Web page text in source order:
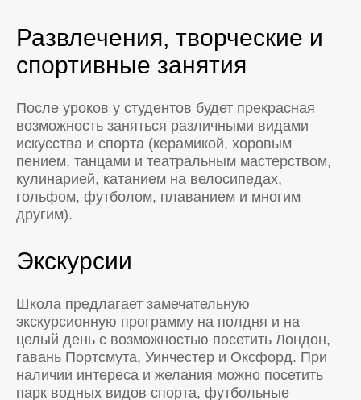
Развлечения, творческие и
спортивные занятия
После уроков у студентов будет прекрасная
возможность заняться различными видами
искусства и спорта (керамикой, хоровым
пением, танцами и театральным мастерством,
кулинарией, катанием на велосипедах,
гольфом, футболом, плаванием и многим
другим).
Экскурсии
Школа предлагает замечательную
экскурсионную программу на полдня и на
целый день с возможностью посетить Лондон,
гавань Портсмута, Уинчестер и Оксфорд. При
наличии интереса и желания можно посетить
парк водных видов спорта, футбольные